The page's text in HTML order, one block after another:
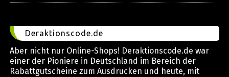
Deraktionscode.de
Aber nicht nur Online-Shops! Deraktionscode.de war
einer der Pioniere in Deutschland im Bereich der
Rabattgutscheine zum Ausdrucken und heute, mit